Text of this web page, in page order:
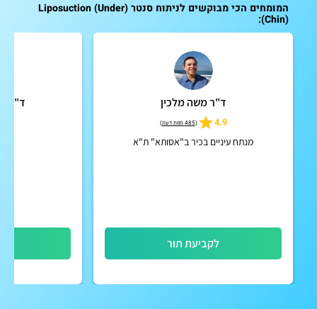
המומחים הכי מבוקשים לניתוח סנטר (Liposuction (Under
Chin)):
ד"ר משה מלכין
4.9
(485 חוות דעת )
מנתח עיניים בכיר ב"אסותא" ת"א
לקביעת תור
ד"ר